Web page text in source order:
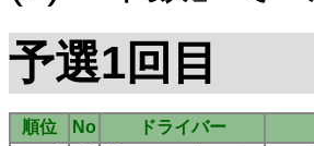
予選1回目
順位 No ドライバー